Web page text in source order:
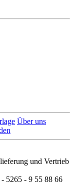
Über uns
und Vertrieb
5265 - 9 55 88 66